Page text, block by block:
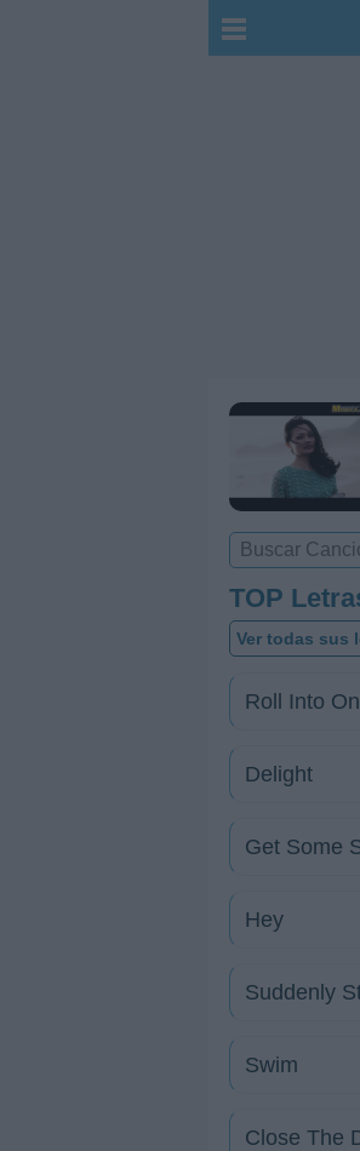
TOP
Ver todas sus
Roll Into
Delight
Get Some
Hey
Suddenly
Swim
Close The